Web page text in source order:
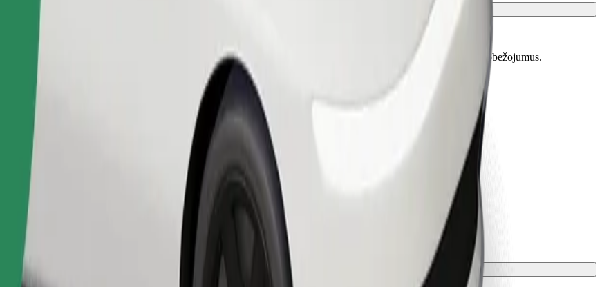
6 gadiem (aptuveni 10–30 kg). Sazinies ar autovadītāju, lai noskaidrotu precīzu vecumu, svaru un auguma ierobežojumus.